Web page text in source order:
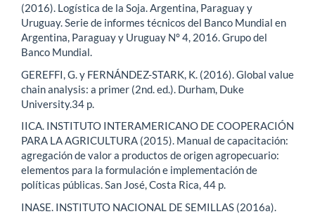
(2016). Logística de la Soja. Argentina, Paraguay y
Uruguay. Serie de informes técnicos del Banco Mundial en
Argentina, Paraguay y Uruguay N° 4, 2016. Grupo del
Banco Mundial.
GEREFFI, G. y FERNÁNDEZ-STARK, K. (2016). Global value
chain analysis: a primer (2nd. ed.). Durham, Duke
University.34 p.
IICA. INSTITUTO INTERAMERICANO DE COOPERACIÓN
PARA LA AGRICULTURA (2015). Manual de capacitación:
agregación de valor a productos de origen agropecuario:
elementos para la formulación e implementación de
políticas públicas. San José, Costa Rica, 44 p.
INASE. INSTITUTO NACIONAL DE SEMILLAS (2016a).